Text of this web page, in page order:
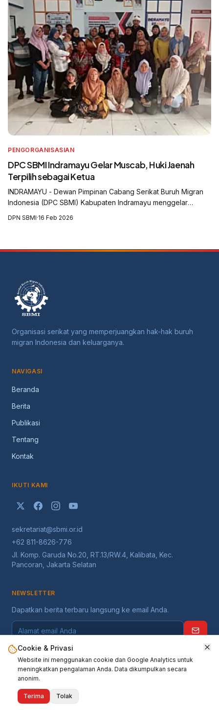
PENGORGANISASIAN
DPC SBMI Indramayu Gelar Muscab, Huki Jaenah
Terpilih sebagai Ketua
INDRAMAYU - Dewan Pimpinan Cabang Serikat Buruh Migran
Indonesia (DPC SBMI) Kabupaten Indramayu menggelar
DPN SBMI·16 Feb 2026
Organisasi serikat yang memperjuangkan hak-hak buruh
migran Indonesia dan keluarganya.
NAVIGASI
Beranda
Berita
Publikasi
Tentang
Kontak
IKUTI KAMI
sekretariat@sbmi.or.id
+62 811-8626-776
Jl. Komp. Garuda No.20, RT.13/RW.4, Kalibata, Kec.
Pancoran, Jakarta Selatan
NEWSLETTER
Dapatkan berita terbaru langsung ke email Anda.
©2026
Cookie & Privasi
Website ini menggunakan cookie dan Google Analytics untuk
meningkatkan pengalaman Anda. Data dikumpulkan secara
anonim.
Terima Tolak